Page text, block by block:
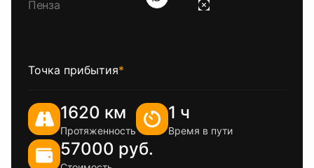
Точка прибытия*
1620 км
Протяженность
1 ч
Время в пути
57000 руб.